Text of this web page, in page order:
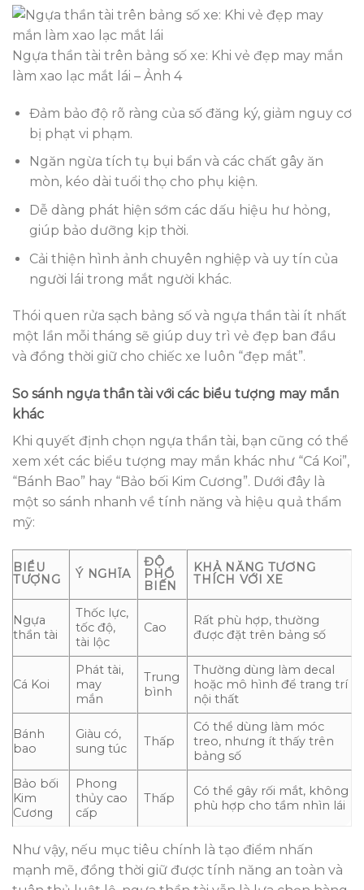
Ngựa thần tài trên bảng số xe: Khi vẻ đẹp may mắn
làm xao lạc mắt lái – Ảnh 4
Đảm bảo độ rõ ràng của số đăng ký, giảm nguy cơ
bị phạt vi phạm.
Ngăn ngừa tích tụ bụi bẩn và các chất gây ăn
mòn, kéo dài tuổi thọ cho phụ kiện.
Dễ dàng phát hiện sớm các dấu hiệu hư hỏng,
giúp bảo dưỡng kịp thời.
Cải thiện hình ảnh chuyên nghiệp và uy tín của
người lái trong mắt người khác.
Thói quen rửa sạch bảng số và ngựa thần tài ít nhất
một lần mỗi tháng sẽ giúp duy trì vẻ đẹp ban đầu
và đồng thời giữ cho chiếc xe luôn “đẹp mắt”.
So sánh ngựa thần tài với các biểu tượng may mắn
khác
Khi quyết định chọn ngựa thần tài, bạn cũng có thể
xem xét các biểu tượng may mắn khác như “Cá Koi”,
“Bánh Bao” hay “Bảo bối Kim Cương”. Dưới đây là
một so sánh nhanh về tính năng và hiệu quả thẩm
mỹ:
BIỂU
TƯỢNG
Ý NGHĨA
ĐỘ
PHỔ
BIẾN
KHẢ NĂNG TƯƠNG
THÍCH VỚI XE
Ngựa
thần tài
Thốc lực,
tốc độ,
tài lộc
Cao
Rất phù hợp, thường
được đặt trên bảng số
Cá Koi
Phát tài,
may
mắn
Trung
bình
Thường dùng làm decal
hoặc mô hình để trang trí
nội thất
Bánh
bao
Giàu có,
sung túc
Thấp
Có thể dùng làm móc
treo, nhưng ít thấy trên
bảng số
Bảo bối
Kim
Cương
Phong
thủy cao
cấp
Thấp
Có thể gây rối mắt, không
phù hợp cho tầm nhìn lái
Như vậy, nếu mục tiêu chính là tạo điểm nhấn
mạnh mẽ, đồng thời giữ được tính năng an toàn và